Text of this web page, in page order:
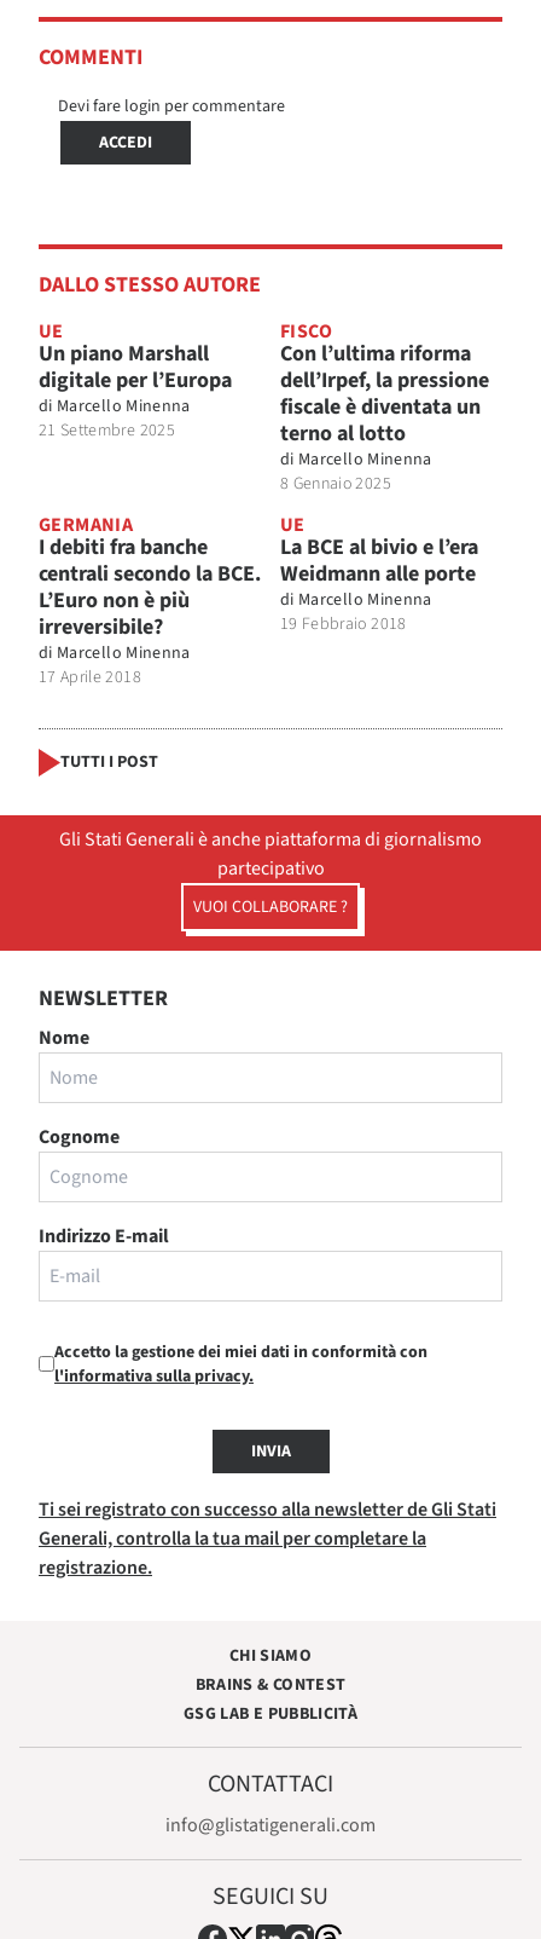
COMMENTI
Devi fare login per commentare
ACCEDI
DALLO STESSO AUTORE
UE
Un piano Marshall
digitale per l’Europa
di Marcello Minenna
21 Settembre 2025
FISCO
Con l’ultima riforma
dell’Irpef, la pressione
fiscale è diventata un
terno al lotto
di Marcello Minenna
8 Gennaio 2025
GERMANIA
I debiti fra banche
centrali secondo la BCE.
L’Euro non è più
irreversibile?
di Marcello Minenna
17 Aprile 2018
UE
La BCE al bivio e l’era
Weidmann alle porte
di Marcello Minenna
19 Febbraio 2018
TUTTI I POST
Gli Stati Generali è anche piattaforma di giornalismo
partecipativo
VUOI COLLABORARE ?
NEWSLETTER
Nome
Cognome
Indirizzo E-mail
Accetto la gestione dei miei dati in conformità con
l'informativa sulla privacy.
INVIA
Ti sei registrato con successo alla newsletter de Gli Stati
Generali, controlla la tua mail per completare la
registrazione.
CHI SIAMO
BRAINS & CONTEST
GSG LAB E PUBBLICITÀ
CONTATTACI
info@glistatigenerali.com
SEGUICI SU